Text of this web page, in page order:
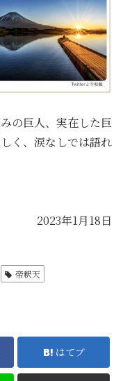
の巨人、実在した巨
く、涙なしでは語れ
2023年1月18日
帝釈天
はてブ